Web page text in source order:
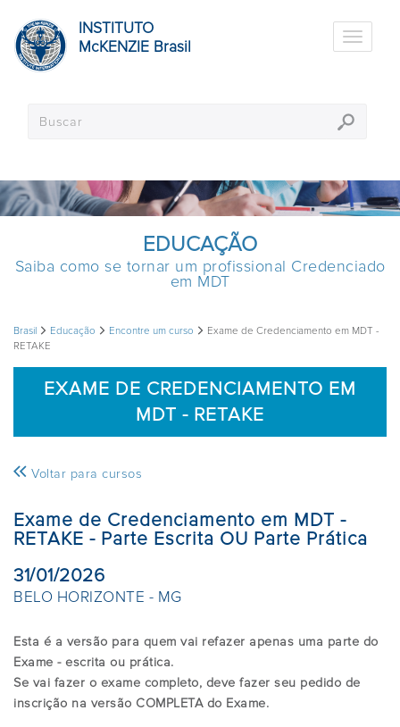
INSTITUTO
McKENZIE Brasil
Toggle
EDUCAÇÃO
Saiba como se tornar um profissional Credenciado
em MDT
Brasil Educação Encontre um curso
Exame de Credenciamento em MDT -
RETAKE
EXAME DE CREDENCIAMENTO EM
MDT - RETAKE
Voltar para cursos
Exame de Credenciamento em MDT -
RETAKE - Parte Escrita OU Parte Prática
31/01/2026
BELO HORIZONTE - MG
Esta é a versão para quem vai refazer apenas uma parte do
Exame - escrita ou prática.
Se vai fazer o exame completo, deve fazer seu pedido de
inscrição na versão COMPLETA do Exame.